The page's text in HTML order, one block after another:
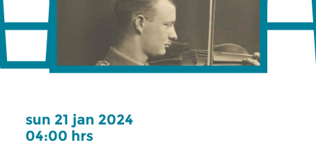
sun 21 jan 2024
04:00 hrs